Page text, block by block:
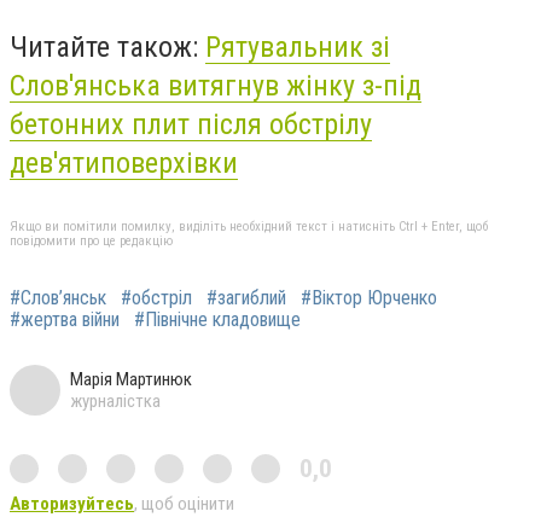
Читайте також: Рятувальник зі
Слов'янська витягнув жінку з-під
бетонних плит після обстрілу
дев'ятиповерхівки
Якщо ви помітили помилку, виділіть необхідний текст і натисніть Ctrl + Enter, щоб
повідомити про це редакцію
#Слов’янськ #обстріл #загиблий
#Віктор Юрченко
#жертва війни
#Північне кладовище
Марія Мартинюк
журналістка
0,0
Авторизуйтесь, щоб оцінити